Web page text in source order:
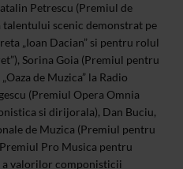
Petrescu (Premiul de
scenic demonstrat pe
„Ioan Dacian” si pentru rolul
Sorina Goia (Premiul pentru
de Muzica” la Radio
(Premiul Opera Omnia
si dirijorala), Dan Buciu,
de Muzica (Premiul pentru
Pro Musica pentru
a valorilor componisticii